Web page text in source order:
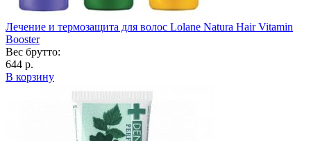
Лечение и термозащита для волос Lolane Natura Hair Vitamin
Booster
Вес брутто:
644 р.
В корзину